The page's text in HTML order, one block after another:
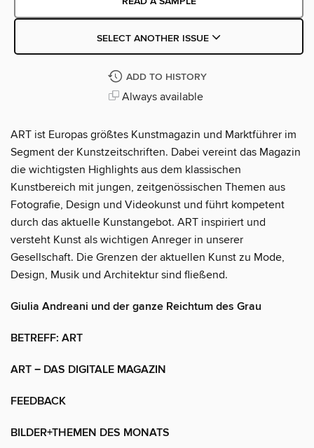
SELECT ANOTHER ISSUE
ADD TO HISTORY
Always available
ART ist Europas größtes Kunstmagazin und Marktführer im
Segment der Kunstzeitschriften. Dabei vereint das Magazin
die wichtigsten Highlights aus dem klassischen
Kunstbereich mit jungen, zeitgenössischen Themen aus
Fotografie, Design und Videokunst und führt kompetent
durch das aktuelle Kunstangebot. ART inspiriert und
versteht Kunst als wichtigen Anreger in unserer
Gesellschaft. Die Grenzen der aktuellen Kunst zu Mode,
Design, Musik und Architektur sind fließend.
Giulia Andreani und der ganze Reichtum des Grau
BETREFF: ART
ART − DAS DIGITALE MAGAZIN
FEEDBACK
BILDER+THEMEN DES MONATS